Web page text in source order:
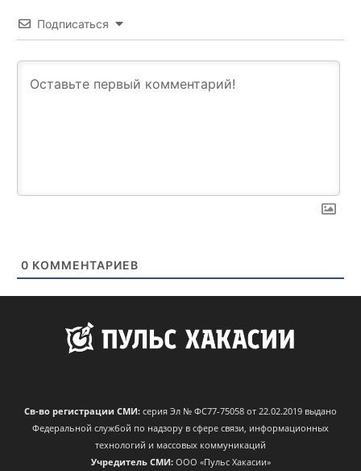
Подписаться
0 КОММЕНТАРИЕВ
Св-во регистрации СМИ: серия Эл № ФС77-75058 от 22.02.2019 выдано
Федеральной службой по надзору в сфере связи, информационных
технологий и массовых коммуникаций
Учредитель СМИ:ООО «Пульс Хакасии»